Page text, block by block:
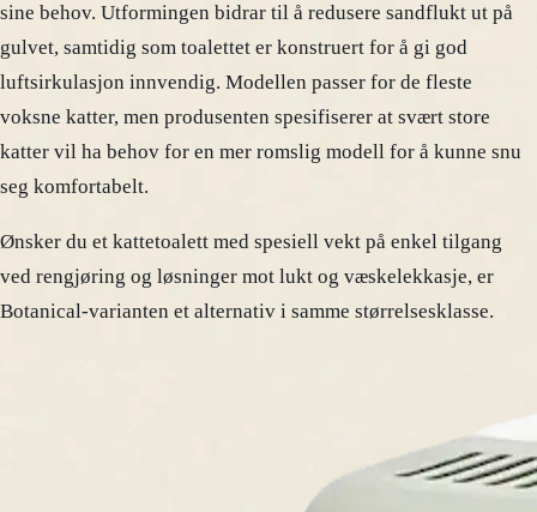
sine behov. Utformingen bidrar til å redusere sandflukt ut på
gulvet, samtidig som toalettet er konstruert for å gi god
luftsirkulasjon innvendig. Modellen passer for de fleste
voksne katter, men produsenten spesifiserer at svært store
katter vil ha behov for en mer romslig modell for å kunne snu
seg komfortabelt.
Ønsker du et kattetoalett med spesiell vekt på enkel tilgang
ved rengjøring og løsninger mot lukt og væskelekkasje, er
Botanical-varianten et alternativ i samme størrelsesklasse.